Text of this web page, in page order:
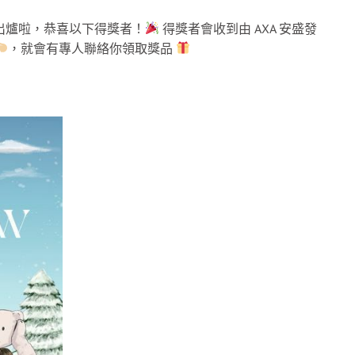
啦，恭喜以下得獎者！
得獎者會收到由 AXA 安盛發
，就會有專人聯絡你領取獎品